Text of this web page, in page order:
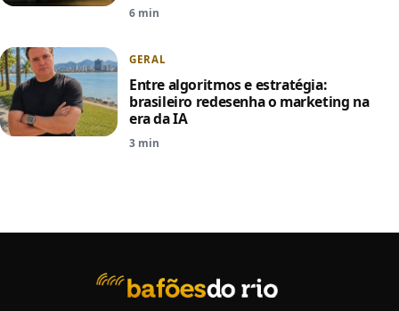
6 min
GERAL
Entre algoritmos e estratégia:
brasileiro redesenha o marketing na
era da IA
3 min